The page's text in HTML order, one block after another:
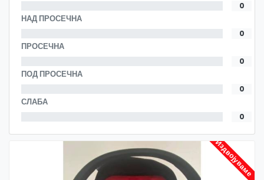
0
НАД ПРОСЕЧНА
0
ПРОСЕЧНА
0
ПОД ПРОСЕЧНА
0
СЛАБА
0
Издвојуваме